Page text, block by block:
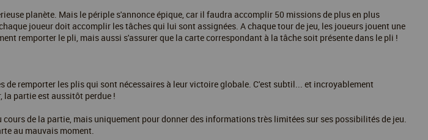
planète. Mais le périple s'annonce épique, car il faudra accomplir 50 missions de plus en plus
joueur doit accomplir les tâches qui lui sont assignées. A chaque tour de jeu, les joueurs jouent une
remporter le pli, mais aussi s'assurer que la carte correspondant à la tâche soit présente dans le pli !
remporter les plis qui sont nécessaires à leur victoire globale. C'est subtil... et incroyablement
la partie est aussitôt perdue !
de la partie, mais uniquement pour donner des informations très limitées sur ses possibilités de jeu.
au mauvais moment.